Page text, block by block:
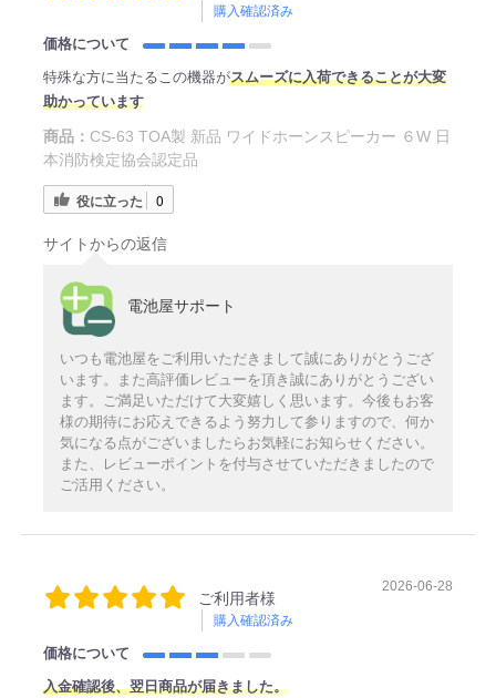
購入確認済み
価格について
特殊な方に当たるこの機器がスムーズに入荷できることが大変
助かっています
商品： CS-63 TOA製 新品 ワイドホーンスピーカー ６W 日
本消防検定協会認定品
役に立った 0
サイトからの返信
電池屋サポート
いつも電池屋をご利用いただきまして誠にありがとうござ
います。また高評価レビューを頂き誠にありがとうござい
ます。ご満足いただけて大変嬉しく思います。今後もお客
様の期待にお応えできるよう努力して参りますので、何か
気になる点がございましたらお気軽にお知らせください。
また、レビューポイントを付与させていただきましたので
ご活用ください。
ご利用者様
購入確認済み
2026-06-28
価格について
入金確認後、翌日商品が届きました。